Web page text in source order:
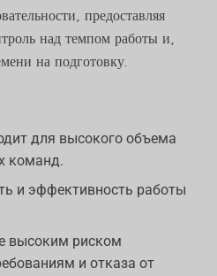
предоставляя
над темпом работы и,
на подготовку.
для высокого объема
команд.
и эффективность работы
высоким риском
и отказа от